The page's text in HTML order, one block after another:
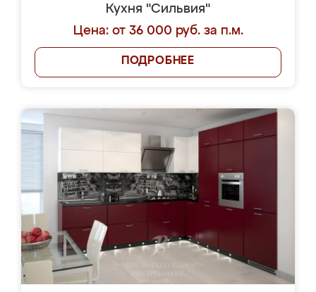
Кухня "Сильвия"
Цена: от 36 000 руб. за п.м.
ПОДРОБНЕЕ